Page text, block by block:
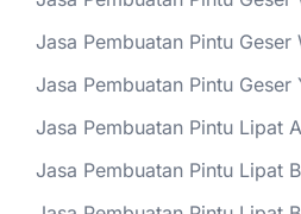
Jasa Pembuatan Pintu Geser
Jasa Pembuatan Pintu Geser
Jasa Pembuatan Pintu Lipat
Jasa Pembuatan Pintu Lipat